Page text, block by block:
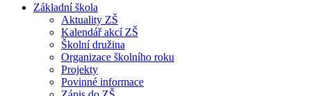
Základní škola
Aktuality ZŠ
Kalendář akcí ZŠ
Školní družina
Organizace školního roku
Projekty
Povinné informace